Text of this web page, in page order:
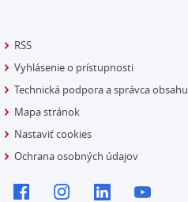
RSS
Vyhlásenie o prístupnosti
Technická podpora a správca obsahu
Mapa stránok
Nastaviť cookies
Ochrana osobných údajov